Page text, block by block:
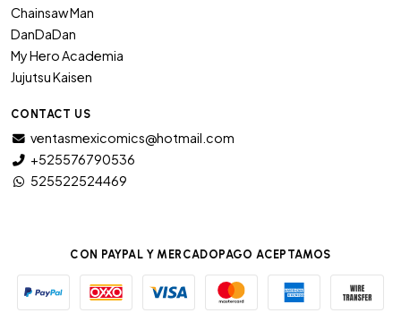
Chainsaw Man
DanDaDan
My Hero Academia
Jujutsu Kaisen
CONTACT US
ventasmexicomics@hotmail.com
+525576790536
525522524469
CON PAYPAL Y MERCADOPAGO ACEPTAMOS